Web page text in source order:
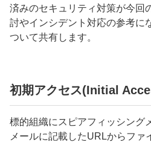
済みのセキュリティ対策が今回
討やインシデント対応の参考に
ついて共有します。
初期アクセス(Initial
標的組織にスピアフィッシング
メールに記載したURLからファ